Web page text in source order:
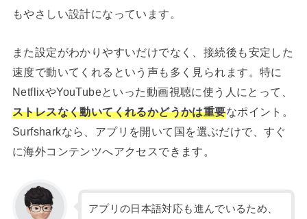
もやさしい設計になっています。
また設定がわかりやすいだけでなく、接続後も安定した
速度で動いてくれるという声も多く見られます。特に
NetflixやYouTubeといった動画視聴に使う人にとって、
ストレスなく動いてくれるかどうかは重要なポイント。
Surfsharkなら、アプリを開いて国を選ぶだけで、すぐ
に海外コンテンツへアクセスできます。
アプリの日本語対応も進んでいるため、